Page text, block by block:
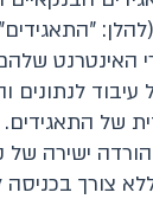
האינטרנט
לנתונים
של
ישירה של
צורך בכניסה